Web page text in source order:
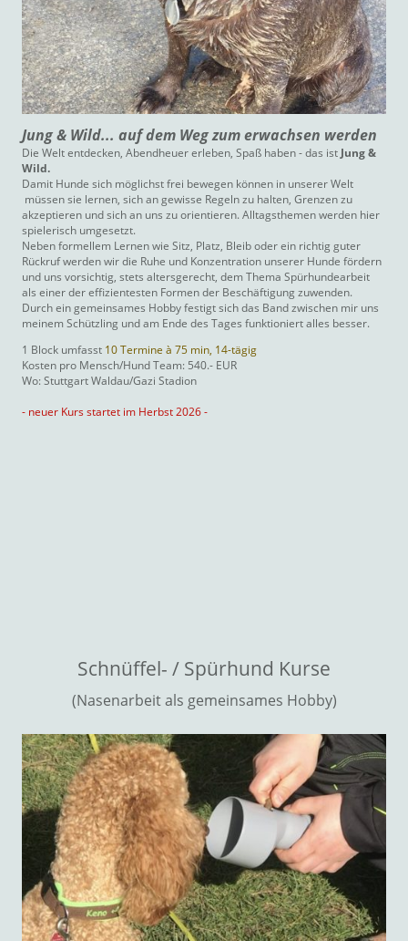
Jung & Wild... auf dem Weg zum erwachsen werden
Die Welt entdecken, Abendheuer erleben, Spaß haben - das ist Jung &
Wild.
Damit Hunde sich möglichst frei bewegen können in unserer Welt
müssen sie lernen, sich an gewisse Regeln zu halten, Grenzen zu
akzeptieren und sich an uns zu orientieren. Alltagsthemen werden hier
spielerisch umgesetzt.
Neben formellem Lernen wie Sitz, Platz, Bleib oder ein richtig guter
Rückruf werden wir die Ruhe und Konzentration unserer Hunde fördern
und uns vorsichtig, stets altersgerecht, dem Thema Spürhundearbeit
als einer der effizientesten Formen der Beschäftigung zuwenden.
Durch ein gemeinsames Hobby festigt sich das Band zwischen mir uns
meinem Schützling und am Ende des Tages funktioniert alles besser.
1 Block umfasst 10Termine à 75 min, 14-tägig
Kosten pro Mensch/Hund Team: 540.- EUR
Wo: Stuttgart Waldau/Gazi Stadion
- neuer Kurs startet im Herbst 2026 -
Schnüffel- / Spürhund Kurse
(Nasenarbeit als gemeinsames Hobby)